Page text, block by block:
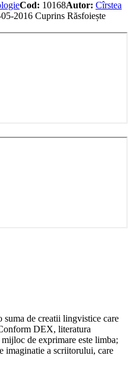
Cod: 10168Autor: Cîrstea
2016 Cuprins Răsfoiește
suma de creatii lingvistice care
DEX, literatura
de exprimare este limba;
imaginatie a scriitorului, care